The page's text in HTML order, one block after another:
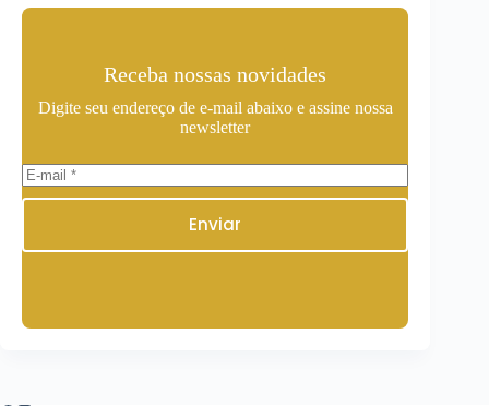
Receba nossas novidades
Digite seu endereço de e-mail abaixo e assine nossa
newsletter
Enviar